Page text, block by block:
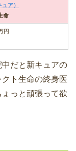
ア）
命
円
だと新キュアの
ト生命の終身医
っと頑張って欲